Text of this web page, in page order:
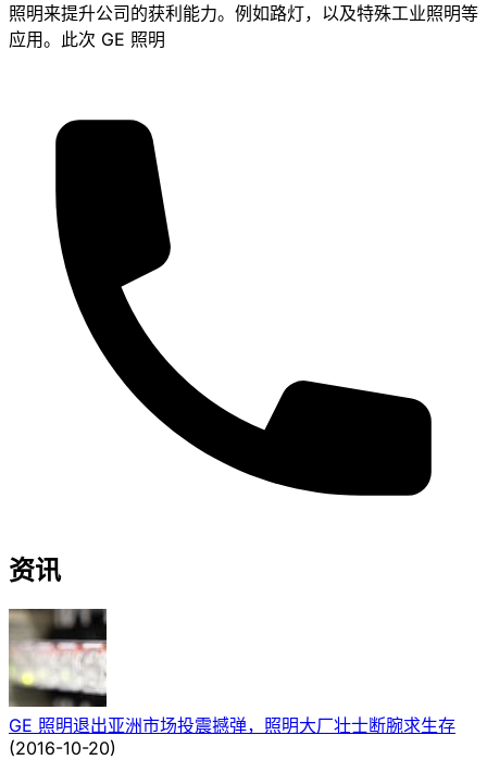
照明来提升公司的获利能力。例如路灯，以及特殊工业照明等
应用。此次 GE 照明
资讯
GE 照明退出亚洲市场投震撼弹，照明大厂壮士断腕求生存
(2016-10-20)